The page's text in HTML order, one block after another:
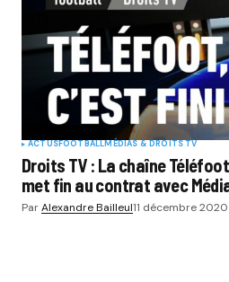
ACTUSFOOTBALLMÉDIAS & DROITS TV
Droits TV : La chaîne
met fin au contrat avec
ParAlexandre Bailleul11 décembre 2020